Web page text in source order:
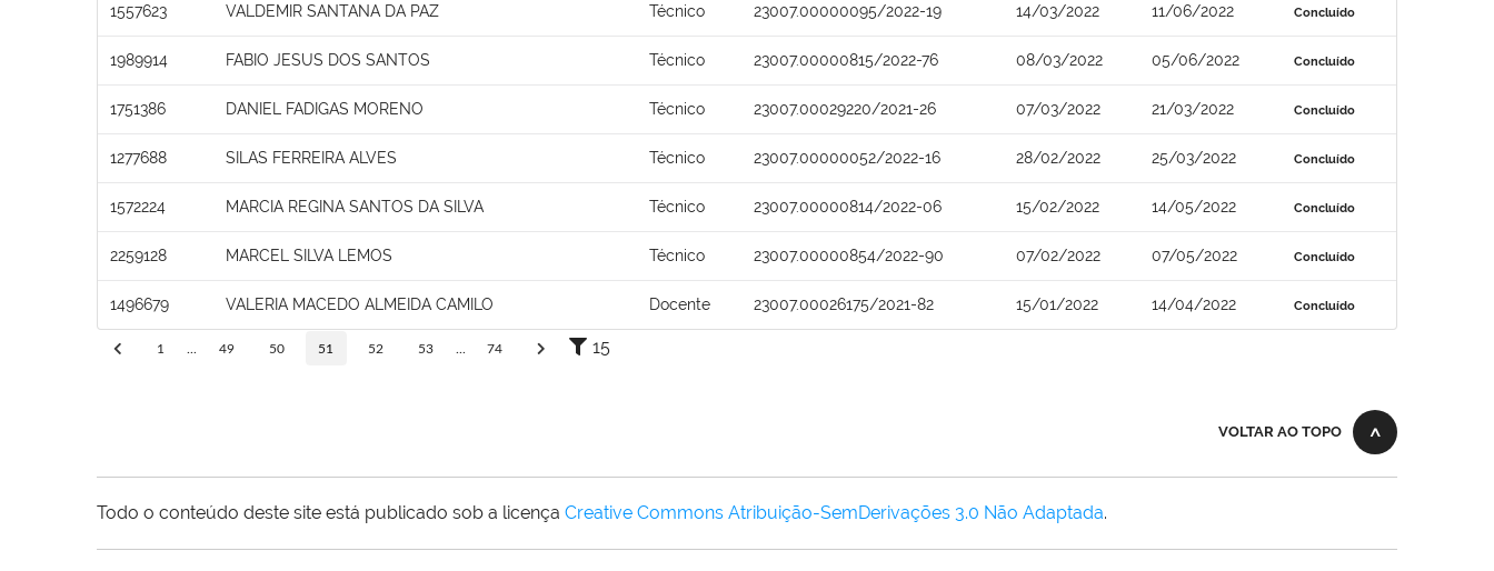
1557623 VALDEMIR SANTANA DA PAZ Técnico 23007.00000095/2022-19 14/03/2022 11/06/2022 Concluído
1989914 FABIO JESUS DOS SANTOS Técnico 23007.00000815/2022-76 08/03/2022 05/06/2022 Concluído
1751386 DANIEL FADIGAS MORENO Técnico 23007.00029220/2021-26 07/03/2022 21/03/2022 Concluído
1277688 SILAS FERREIRA ALVES Técnico 23007.00000052/2022-16 28/02/2022 25/03/2022 Concluído
1572224 MARCIA REGINA SANTOS DA SILVA Técnico 23007.00000814/2022-06 15/02/2022 14/05/2022 Concluído
2259128 MARCEL SILVA LEMOS Técnico 23007.00000854/2022-90 07/02/2022 07/05/2022 Concluído
1496679 VALERIA MACEDO ALMEIDA CAMILO Docente 23007.00026175/2021-82 15/01/2022 14/04/2022 Concluído
1 49 50 51 52 53 74 15
VOLTAR AO TOPO
Todo o conteúdo deste site está publicado sob a licença Creative Commons Atribuição-SemDerivações 3.0 Não Adaptada.